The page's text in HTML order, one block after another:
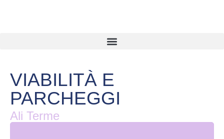
VIABILITÀ E
PARCHEGGI
Ali Terme